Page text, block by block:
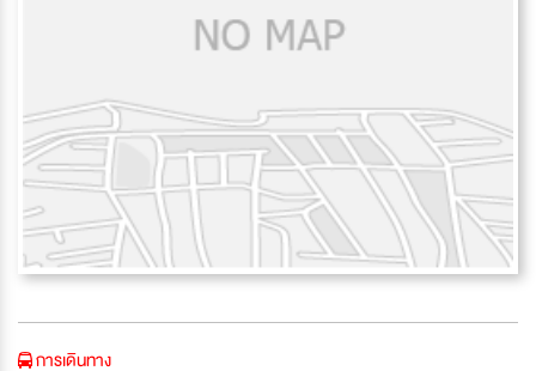
การเดินทาง